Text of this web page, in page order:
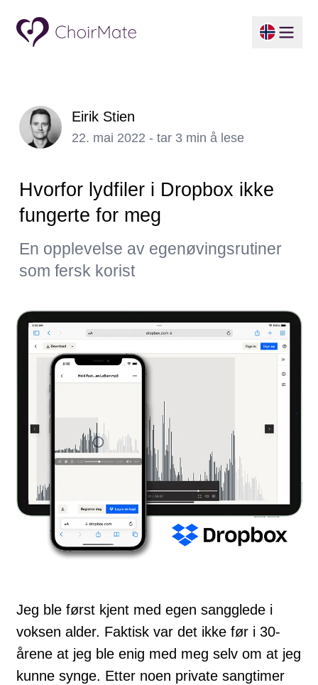
Eirik Stien
22. mai 2022 - tar 3 min å lese
Hvorfor lydfiler i Dropbox ikke
fungerte for meg
En opplevelse av egenøvingsrutiner
som fersk korist
Jeg ble først kjent med egen sangglede i
voksen alder. Faktisk var det ikke før i 30-
årene at jeg ble enig med meg selv om at jeg
kunne synge. Etter noen private sangtimer